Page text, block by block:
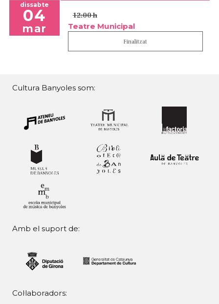
dissabte
04
mar
12:00 h
Teatre Municipal
Finalitzat
Cultura Banyoles som:
Amb el suport de:
Col·laboradors: